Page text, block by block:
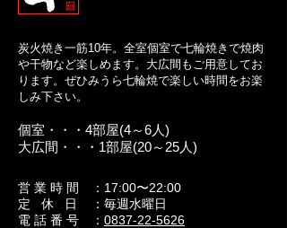
炭火焼き一筋10年。全室個室で七輪焼きで焼肉
や干物など楽しめます。大広間もご用意してお
ります。ぜひみうら七輪焼で楽しい時間をお楽
しみ下さい。
個室・・・4部屋(4～6人)
​大広間・・・1部屋(20～25人)
​営 業 時 間
定 休 日
電 話 番 号
：17:00〜22:00
：毎週水曜日
： 0837-22-5626